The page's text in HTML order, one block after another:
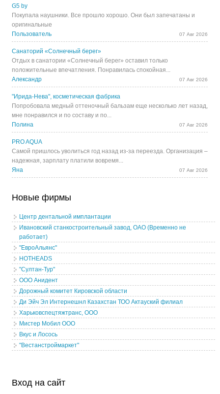
G5 by
Покупала наушники. Все прошло хорошо. Они был запечатаны и
оригинальные
Пользователь
07 Авг 2026
Санаторий «Солнечный берег»
Отдых в санатории «Солнечный берег» оставил только
положительные впечатления. Понравилась спокойная...
Александр
07 Авг 2026
"Ирида-Нева", косметическая фабрика
Попробовала медный оттеночный бальзам еще несколько лет назад,
мне понравился и по составу и по...
Полина
07 Авг 2026
PRO AQUA
Самой пришлось уволиться год назад из-за переезда. Организация –
надежная, зарплату платили вовремя...
Яна
07 Авг 2026
Новые фирмы
Центр дентальной имплантации
Ивановский станкостроительный завод, ОАО (Временно не
работает)
"ЕвроАльянс"
HOTHEADS
"Султан-Тур"
ООО Анидент
Дорожный комитет Кировской области
Ди Эйч Эл Интернешнл Казахстан ТОО Актауский филиал
Харьковспецтяжтранс, ООО
Мистер Мобил ООО
Вкус и Лосось
"Вестанстроймаркет"
Вход на сайт